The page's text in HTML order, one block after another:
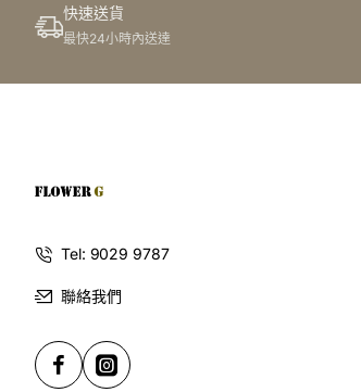
訂購鮮花及手工製品前,為保障客戶利益,請閱讀
此花束價格不適用於(情人節期間 4/2-16/2)
快速送貨
最快24小時內送達
Tel: 9029 9787
聯絡我們